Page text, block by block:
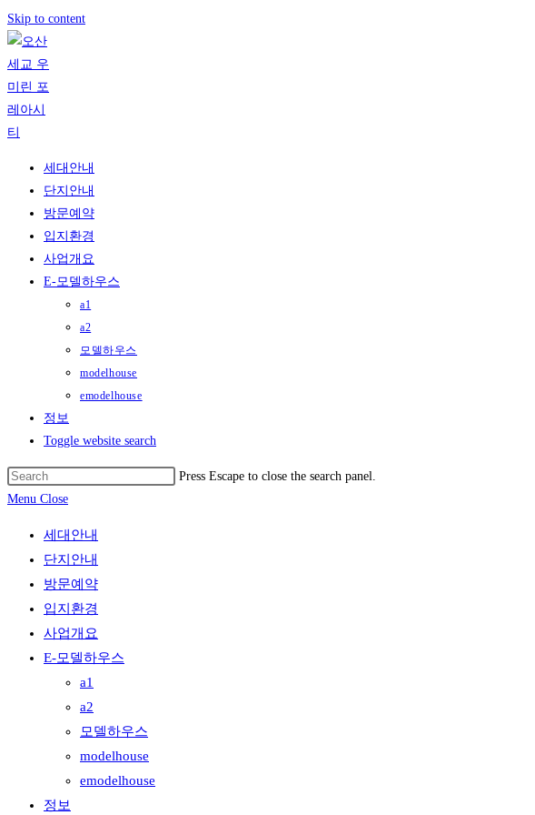
Skip to content
세대안내
단지안내
방문예약
입지환경
사업개요
E-모델하우스
a1
a2
모델하우스
modelhouse
emodelhouse
정보
Toggle website search
Press Escape to close the search panel.
Menu Close
세대안내
단지안내
방문예약
입지환경
사업개요
E-모델하우스
a1
a2
모델하우스
modelhouse
emodelhouse
정보